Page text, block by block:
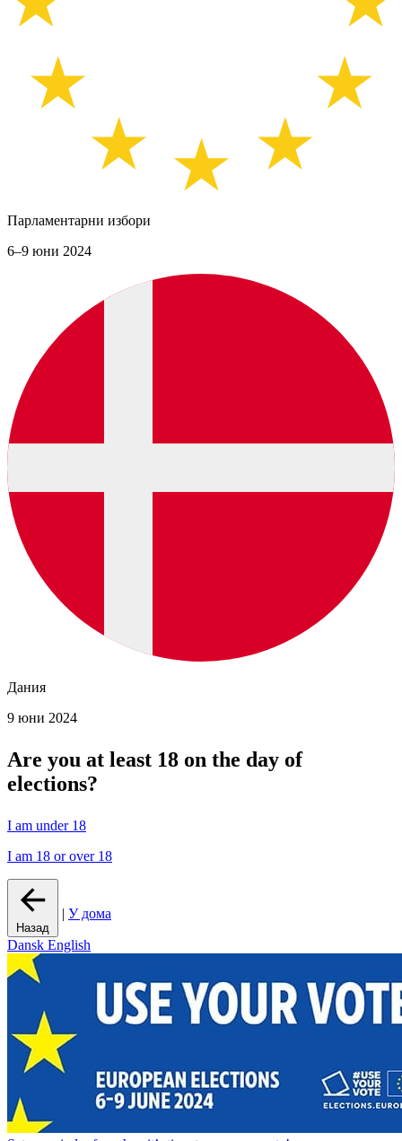
Парламентарни избори
6–9 юни 2024
Дания
9 юни 2024
Are you at least 18 on the day of
elections?
I am under 18
I am 18 or over 18
Назад
| У дома
Dansk English